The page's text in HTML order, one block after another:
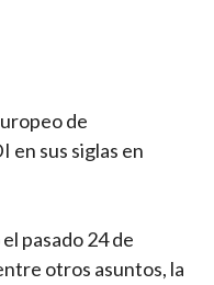
de
en sus siglas en
pasado 24 de
otros asuntos, la